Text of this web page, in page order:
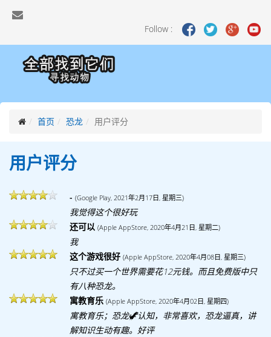
Follow :
首页 恐龙 用户评分
用户评分
- (Google Play, 2021年2月17日, 星期三)
我觉得这个很好玩
还可以 (Apple AppStore, 2020年4月21日, 星期二)
我
这个游戏很好 (Apple AppStore, 2020年4月08日, 星期三)
只不过买一个世界需要花12元钱。而且免费版中只
有八种恐龙。
寓教育乐 (Apple AppStore, 2020年4月02日, 星期四)
寓教育乐；恐龙🦖认知，非常喜欢，恐龙逼真，讲
解知识生动有趣。好评